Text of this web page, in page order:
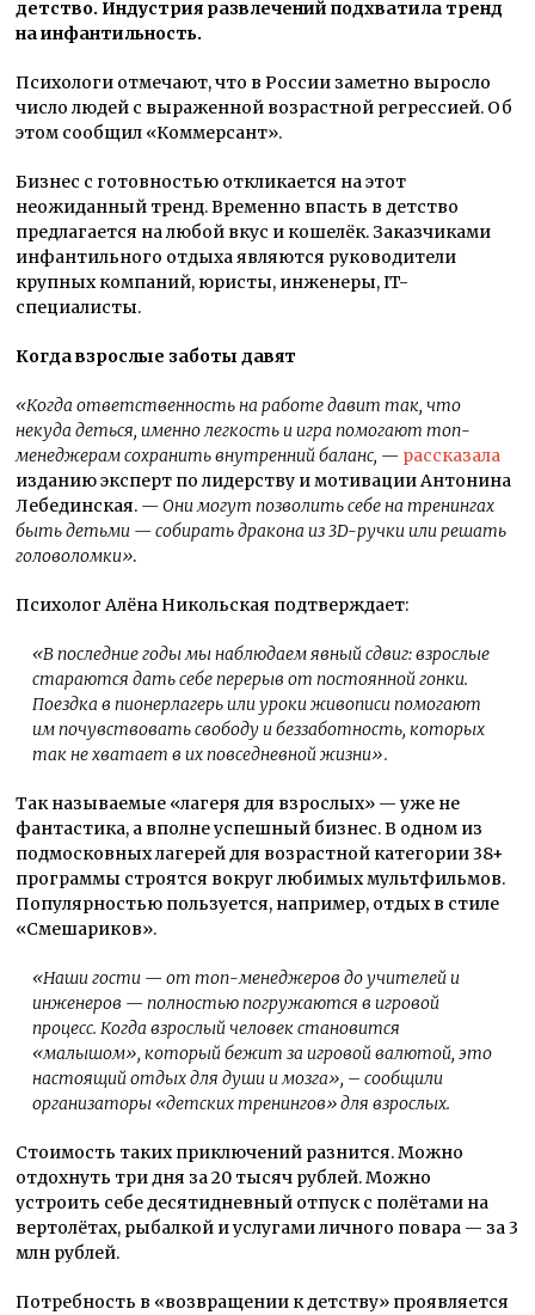
детство. Индустрия развлечений подхватила тренд
на инфантильность.
Психологи отмечают, что в России заметно выросло
число людей с выраженной возрастной регрессией. Об
этом сообщил «Коммерсант».
Бизнес с готовностью откликается на этот
неожиданный тренд. Временно впасть в детство
предлагается на любой вкус и кошелёк. Заказчиками
инфантильного отдыха являются руководители
крупных компаний, юристы, инженеры, IT-
специалисты.
Когда взрослые заботы давят
«Когда ответственность на работе давит так, что
некуда деться, именно легкость и игра помогают топ-
менеджерам сохранить внутренний баланс, — рассказала
изданию эксперт по лидерству и мотивации Антонина
Лебединская. — Они могут позволить себе на тренингах
быть детьми — собирать дракона из 3D-ручки или решать
головоломки».
Психолог Алёна Никольская подтверждает:
«В последние годы мы наблюдаем явный сдвиг: взрослые
стараются дать себе перерыв от постоянной гонки.
Поездка в пионерлагерь или уроки живописи помогают
им почувствовать свободу и беззаботность, которых
так не хватает в их повседневной жизни».
Так называемые «лагеря для взрослых» — уже не
фантастика, а вполне успешный бизнес. В одном из
подмосковных лагерей для возрастной категории 38+
программы строятся вокруг любимых мультфильмов.
Популярностью пользуется, например, отдых в стиле
«Смешариков».
«Наши гости — от топ-менеджеров до учителей и
инженеров — полностью погружаются в игровой
процесс. Когда взрослый человек становится
«малышом», который бежит за игровой валютой, это
настоящий отдых для души и мозга», – сообщили
организаторы «детских тренингов» для взрослых.
Стоимость таких приключений разнится. Можно
отдохнуть три дня за 20 тысяч рублей. Можно
устроить себе десятидневный отпуск с полётами на
вертолётах, рыбалкой и услугами личного повара — за 3
млн рублей.
Потребность в «возвращении к детству» проявляется